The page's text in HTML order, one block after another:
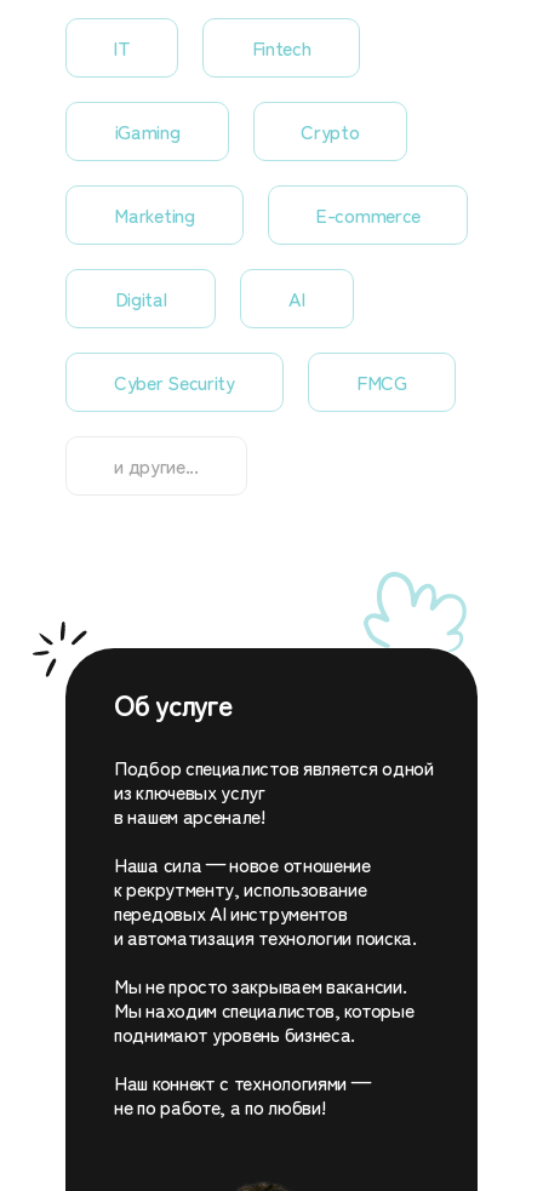
iGaming
Fintech
IT
E-commerce
Marketing
Crypto
Cyber Security
AI
Digital
и другие...
FMCG
Об услуге
Подбор специалистов является одной
из ключевых услуг
в нашем арсенале!
Наша сила — новое отношение
к рекрутменту, использование
передовых AI инструментов
и автоматизация технологии поиска.
Мы не просто закрываем вакансии.
Мы находим специалистов, которые
поднимают уровень бизнеса.
Наш коннект с технологиями —
не по работе, а по любви!